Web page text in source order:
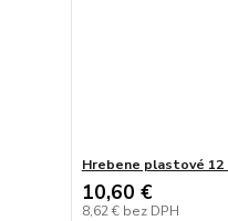
Hrebene plastové 12
10,60 €
8,62 € bez DPH